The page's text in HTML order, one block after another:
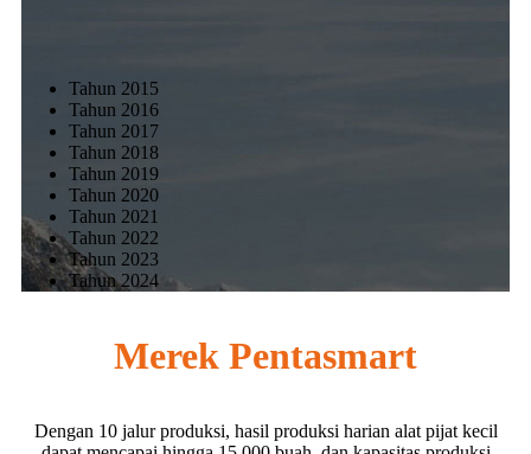
Tahun 2015
Tahun 2016
Tahun 2017
Tahun 2018
Tahun 2019
Tahun 2020
Tahun 2021
Tahun 2022
Tahun 2023
Tahun 2024
Merek Pentasmart
Dengan 10 jalur produksi, hasil produksi harian alat pijat kecil